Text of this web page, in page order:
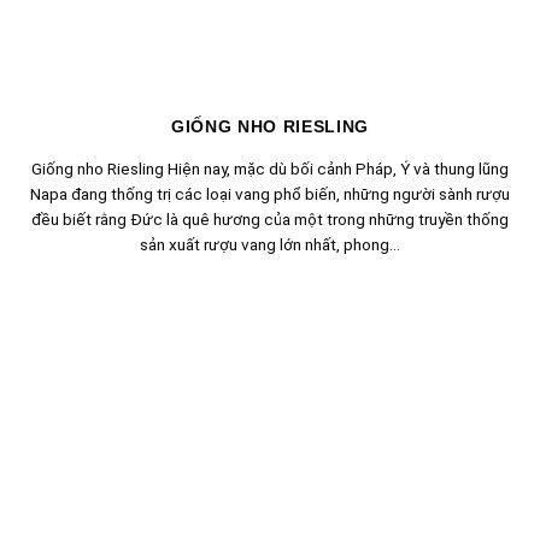
GIỐNG NHO RIESLING
Giống nho Riesling Hiện nay, mặc dù bối cảnh Pháp, Ý và thung lũng
Napa đang thống trị các loại vang phổ biến, những người sành rượu
đều biết rằng Đức là quê hương của một trong những truyền thống
sản xuất rượu vang lớn nhất, phong...